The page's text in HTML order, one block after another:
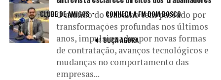
CLUBE DE AMIGOS CONHEÇA A FM DOM BOSCO
🔊 OUÇA AGORA
O mundo do trabalho tem passado por
transformações profundas nos últimos
anos, impulsionadas por novas formas
de contratação, avanços tecnológicos e
mudanças no comportamento das
empresas...